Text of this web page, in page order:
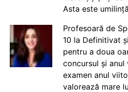
Asta este
Profesoară de
10 la Definitivat
pentru a doua
concursul și anul
examen anul
valorează mare